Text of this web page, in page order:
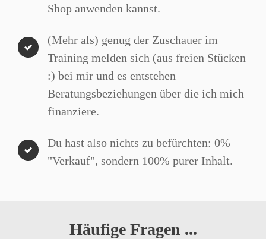
Shop anwenden kannst.
(Mehr als) genug der Zuschauer im
Training melden sich (aus freien Stücken
:) bei mir und es entstehen
Beratungsbeziehungen über die ich mich
finanziere.
Du hast also nichts zu befürchten: 0%
"Verkauf", sondern 100% purer Inhalt.
Häufige Fragen ...